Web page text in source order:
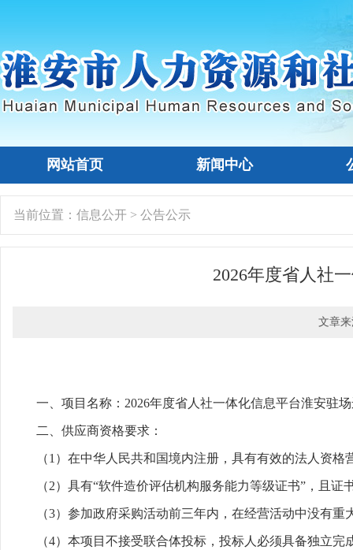
网站首页 新闻中心
当前位置： 信息公开 > 公告公示
2026年度省人社
文章
一、项目名称：2026年度省人社一体化信息平台淮安驻
二、供应商资格要求：
（1）在中华人民共和国境内注册，具有有效的法人资
（2）具有“软件造价评估机构服务能力等级证书”，且证
（3）参加政府采购活动前三年内，在经营活动中没有
（4）本项目不接受联合体投标，投标人必须具备独立完